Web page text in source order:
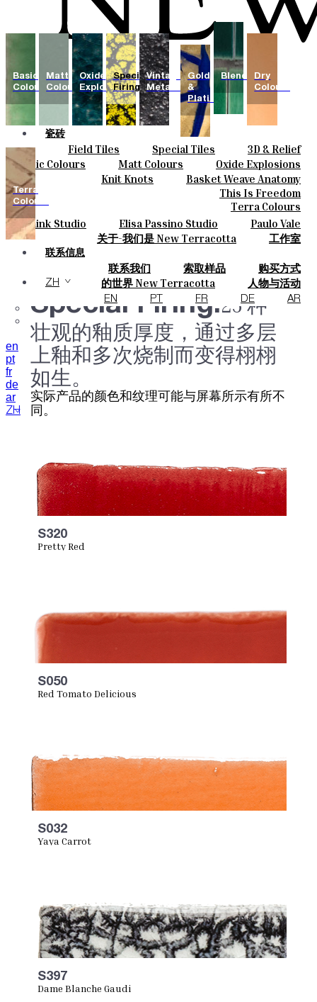
瓷砖
Field Tiles Special Tiles
3D & Relief
Hand Painted
Bold Pattern
Parquet Bisque
Natural Cotto
Smink Studio
Elisa Passino
Paulo Vale
Basic Colours Matt Colours
Oxide Explosions
Special Firing
Vintage Metallics
Dry Colours
Terra Colours
陶瓷
Knit Knots
Basket Weave Anatomy
This Is Freedom
设计师
Smink Studio Elisa Passino Studio Paulo Vale
关于
关于-我们是 New Terracotta 工作室
联系信息
联系我们 索取样品
购买方式
目录和 技术规格
常见问题
的世界 New Terracotta
人物与活动
地方和故事
材料和可持续性 灵感与文化
ZH
EN PT FR DE AR
en
pt
fr
de
ar
ZH
Basic
Colours
Matt
Colours
Oxide
Explosions
Special
Firing
Vintage
Metallics
Gold
&
Platinum
Blends
Dry
Colours
Terra
Colours
Special Firing.25 种
壮观的釉质厚度，通过多层
上釉和多次烧制而变得栩栩
如生。
实际产品的颜色和纹理可能与屏幕所示有所不
同。
S320
Pretty Red
S050
Red Tomato Delicious
S032
Yaya Carrot
S397
Dame Blanche Gaudi